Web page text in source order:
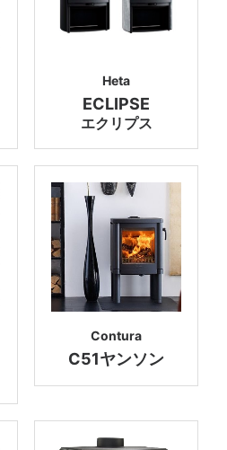
Heta
ECLIPSE
エクリプス
Contura
C51ヤンソン